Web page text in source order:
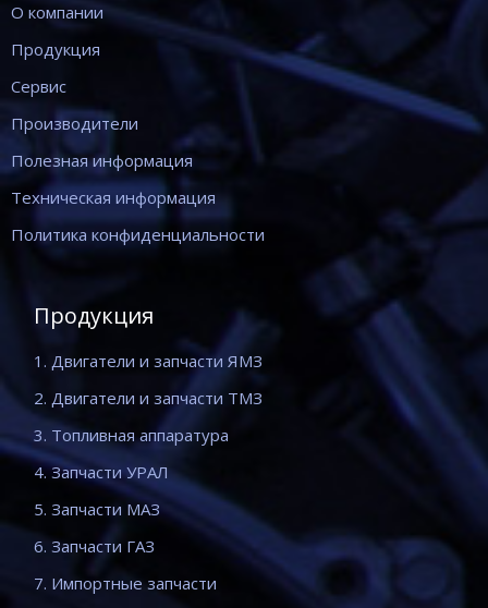
О компании
Продукция
Сервис
Производители
Полезная информация
Техническая информация
Политика конфиденциальности
Продукция
1. Двигатели и запчасти ЯМЗ
2. Двигатели и запчасти ТМЗ
3. Топливная аппаратура
4. Запчасти УРАЛ
5. Запчасти МАЗ
6. Запчасти ГАЗ
7. Импортные запчасти